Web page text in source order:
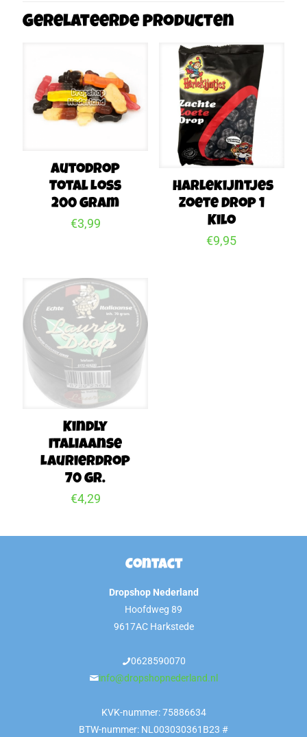
Gerelateerde producten
Autodrop
Total Loss
200 gram
€3,99
Harlekijntjes
Zoete Drop 1
Kilo
€9,95
Kindly
Italiaanse
Laurierdrop
70 gr.
€4,29
Contact
Dropshop Nederland
Hoofdweg 89
9617AC Harkstede
0628590070
info@dropshopnederland.nl
KVK-nummer: 75886634
BTW-nummer: NL003030361B23 #